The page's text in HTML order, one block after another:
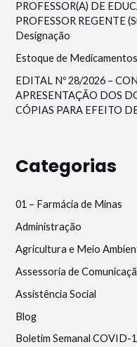
PROFESSOR(A) DE
PROFESSOR REGENTE
Designação
Estoque de
EDITAL Nº 28/2026 –
APRESENTAÇÃO DOS
CÓPIAS PARA EFEITO
Categorias
01 – Farmácia de Minas
Administração
Agricultura e Meio
Assessoria de
Assistência Social
Blog
Boletim Semanal COVID-